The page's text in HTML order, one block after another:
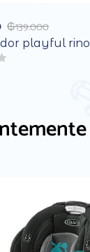
₲139.000
playful rino